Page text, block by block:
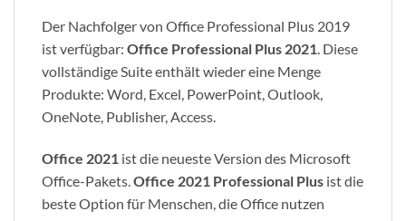
Der Nachfolger von Office Professional Plus 2019
ist verfügbar: Office Professional Plus 2021. Diese
vollständige Suite enthält wieder eine Menge
Produkte: Word, Excel, PowerPoint, Outlook,
OneNote, Publisher, Access.
Office 2021 ist die neueste Version des Microsoft
Office-Pakets. Office 2021 Professional Plus ist die
beste Option für Menschen, die Office nutzen